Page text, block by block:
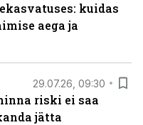
kuidas
aega ja
29.07.26, 09:30
riski ei saa
jätta